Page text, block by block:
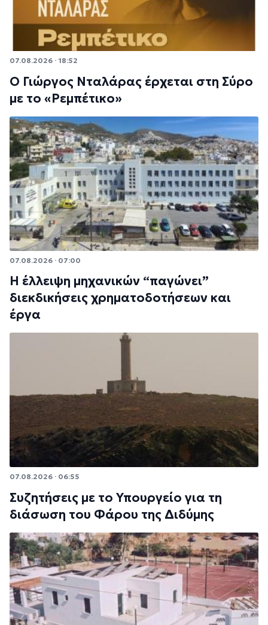
07.08.2026 · 18:52
Ο Γιώργος Νταλάρας έρχεται στη Σύρο
με το «Ρεμπέτικο»
07.08.2026 · 07:00
Η έλλειψη μηχανικών “παγώνει”
διεκδικήσεις χρηματοδοτήσεων και
έργα
07.08.2026 · 06:55
Συζητήσεις με το Υπουργείο για τη
διάσωση του Φάρου της Διδύμης